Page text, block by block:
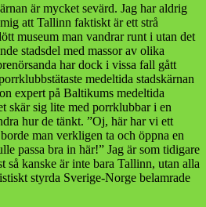
är mycket sevärd. Jag har aldrig
att Tallinn faktiskt är ett strå
museum man vandrar runt i utan det
stadsdel med massor av olika
har dock i vissa fall gått
medeltida stadskärnan
expert på Baltikums medeltida
skär sig lite med porrklubbar i en
hur de tänkt. ”Oj, här har vi ett
man verkligen ta och öppna en
passa bra in här!” Jag är som tidigare
så kanske är inte bara Tallinn, utan alla
styrda Sverige-Norge belamrade